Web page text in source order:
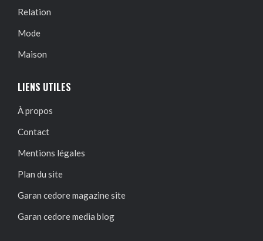
Relation
Mode
Maison
LIENS UTILES
À propos
Contact
Mentions légales
Plan du site
Garan cedore magazine site
Garan cedore media blog